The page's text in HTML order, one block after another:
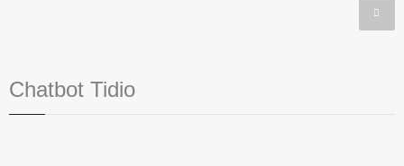
Chatbot Tidio